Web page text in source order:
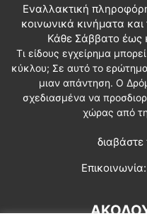
Εναλλακτική
κοινωνικά κινήματα
Κάθε Σάββατο έως
Τι είδους εγχείρημα
κύκλου; Σε αυτό το
μιαν απάντηση. Ο
σχεδιασμένα να
χώρας από
διαβάστε
Επικοινωνία: